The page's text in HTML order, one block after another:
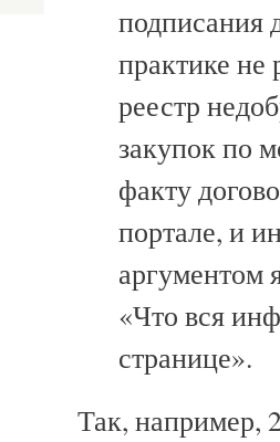
подписания
практике не
реестр
закупок по
факту
портале, и
аргументом
«Что вся
странице».
Так, например,